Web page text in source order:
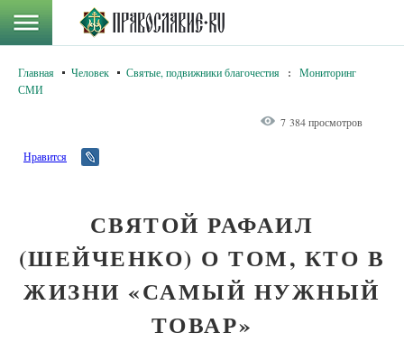
Главная Человек Святые, подвижники благочестия :
Мониторинг
СМИ
7 384 просмотров
Нравится
СВЯТОЙ РАФАИЛ
(ШЕЙЧЕНКО) О ТОМ, КТО В
ЖИЗНИ «САМЫЙ НУЖНЫЙ
ТОВАР»